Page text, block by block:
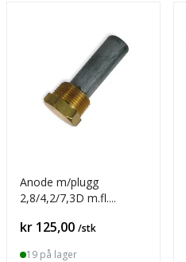
Anode m/plugg
2,8/4,2/7,3D m.fl.
Pris
kr 125,00 /stk
19 på lager